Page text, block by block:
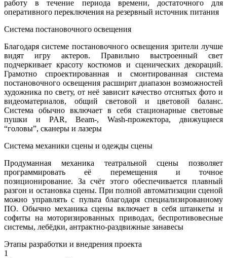
работу в течение периода времени, достаточного для
оперативного переключения на резервный источник питания
Система постановочного освещения
Благодаря системе постановочного освещения зрители лучше
видят игру актеров. Правильно выстроенный свет
подчеркивает красоту костюмов и сценических декораций.
Грамотно спроектированная и смонтированная система
постановочного освещения расширит диапазон возможностей
художника по свету, от неё зависит качество отснятых фото и
видеоматериалов, общий световой и цветовой баланс.
Система обычно включает в себя стационарные световые
пушки и PAR, Beam-, Wash-прожектора, движущиеся
“головы”, сканеры и лазеры
Система механики сцены и одежды сцены
Продуманная механика театральной сцены позволяет
программировать её перемещения и точное
позиционирование. За счёт этого обеспечивается плавный
разгон и остановка сцены. При полной автоматизации сценой
можно управлять с пульта благодаря специализированному
ПО. Обычно механика сцены включает в себя штанкеты и
софиты на моторизированных приводах, беспротивовесные
системы, лебёдки, антрактно-раздвижные занавесы
Этапы разработки и внедрения проекта
1